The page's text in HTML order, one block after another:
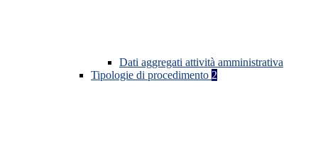
Dati aggregati attività amministrativa
Tipologie di procedimento 2